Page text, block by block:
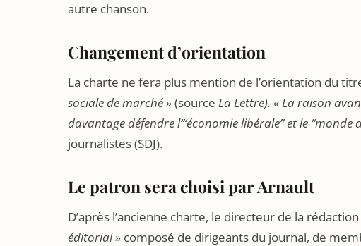
autre chanson.
Changement d’orientation
La charte ne fera plus mention de l’orientation du
sociale de marché »(source La Lettre). « La raison
davantage défendre l’“économie libérale” et le “monde
journalistes (SDJ).
Le patron sera choisi par Arnault
D’après l’ancienne charte, le directeur de la
éditorial » composé de dirigeants du journal, de